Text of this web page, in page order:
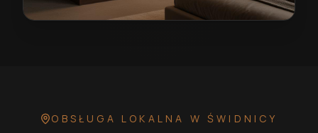
OBSŁUGA LOKALNA W ŚWIDNICY